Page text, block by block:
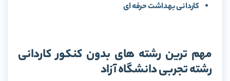
کاردانی بهداشت حرفه‌ ای
مهم ترین رشته های بدون کنکور کاردانی
رشته تجربی دانشگاه آزاد